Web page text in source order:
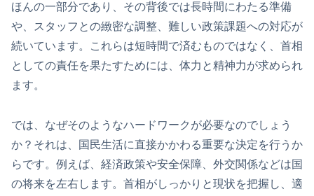
ほんの一部分であり、その背後では長時間にわたる準備
や、スタッフとの緻密な調整、難しい政策課題への対応が
続いています。これらは短時間で済むものではなく、首相
としての責任を果たすためには、体力と精神力が求められ
ます。
では、なぜそのようなハードワークが必要なのでしょう
か？それは、国民生活に直接かかわる重要な決定を行うか
らです。例えば、経済政策や安全保障、外交関係などは国
の将来を左右します。首相がしっかりと現状を把握し、適